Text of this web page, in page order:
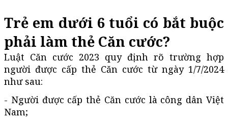
Trẻ em dưới 6 tuổi có bắt buộc
phải làm thẻ Căn cước?
Luật Căn cước 2023 quy định rõ trường hợp
người được cấp thẻ Căn cước từ ngày 1/7/2024
như sau:
- Người được cấp thẻ Căn cước là công dân Việt
Nam;